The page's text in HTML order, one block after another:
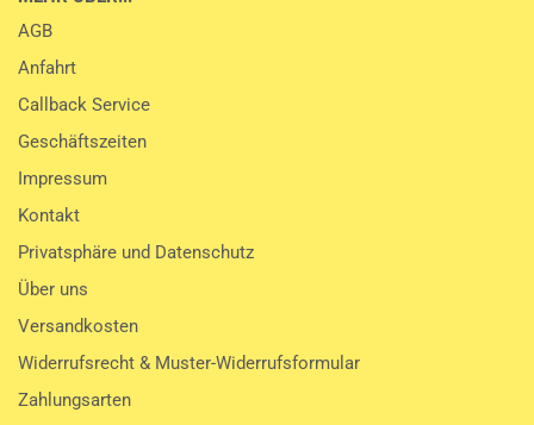
AGB
Anfahrt
Callback Service
Geschäftszeiten
Impressum
Kontakt
Privatsphäre und Datenschutz
Über uns
Versandkosten
Widerrufsrecht & Muster-Widerrufsformular
Zahlungsarten